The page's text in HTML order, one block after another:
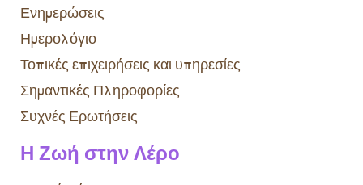
Ενημερώσεις
Ημερολόγιο
Τοπικές επιχειρήσεις και υπηρεσίες
Σημαντικές Πληροφορίες
Συχνές Ερωτήσεις
Η Ζωή στην Λέρο